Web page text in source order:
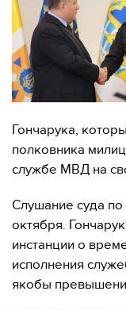
Гончарука,
полковника
службе МВД на
Слушание суда
октября.
инстанции о
исполнения
якобы